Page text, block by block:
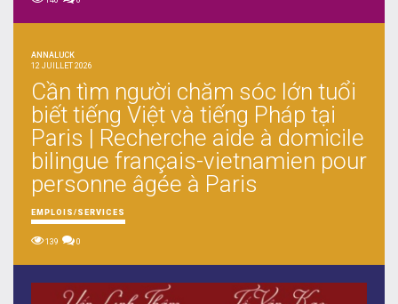
ANNALUCK
12 JUILLET 2026
Cần tìm người chăm sóc lớn tuổi
biết tiếng Việt và tiếng Pháp tại
Paris | Recherche aide à domicile
bilingue français-vietnamien pour
personne âgée à Paris
EMPLOIS/SERVICES
139 0